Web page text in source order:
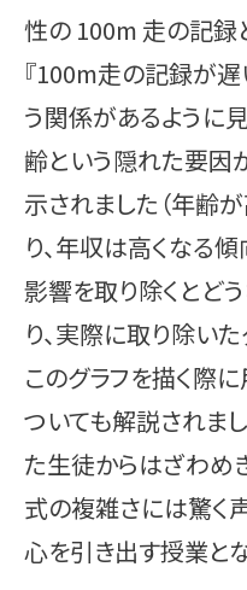
性の 100m 走の記録
『100m走の記録が
う関係があるように
齢という隠れた要因
示されました（年齢
り、年収は高くなる傾
影響を取り除くとど
り、実際に取り除い
このグラフを描く際
ついても解説されま
た生徒からはざわめ
式の複雑さには驚く
心を引き出す授業と